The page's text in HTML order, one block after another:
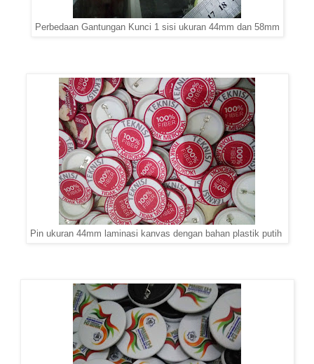
Perbedaan Gantungan Kunci 1 sisi ukuran 44mm dan 58mm
Pin ukuran 44mm laminasi kanvas dengan bahan plastik putih